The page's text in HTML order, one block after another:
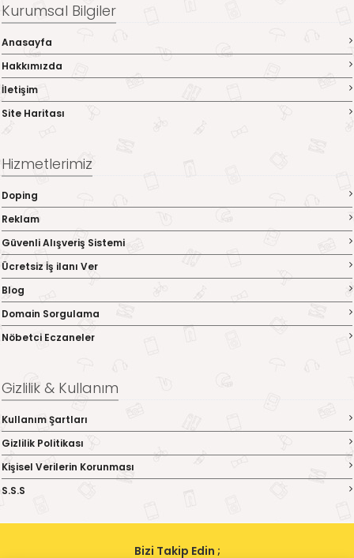
Kurumsal Bilgiler
Anasayfa
Hakkımızda
İletişim
Site Haritası
Hizmetlerimiz
Doping
Reklam
Güvenli Alışveriş Sistemi
Ücretsiz İş ilanı Ver
Blog
Domain Sorgulama
Nöbetci Eczaneler
Gizlilik & Kullanım
Kullanım Şartları
Gizlilik Politikası
Kişisel Verilerin Korunması
S.S.S
Bizi Takip Edin ;